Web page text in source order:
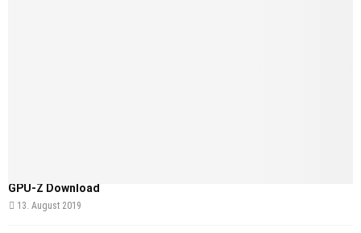
GPU-Z Download
13. August 2019